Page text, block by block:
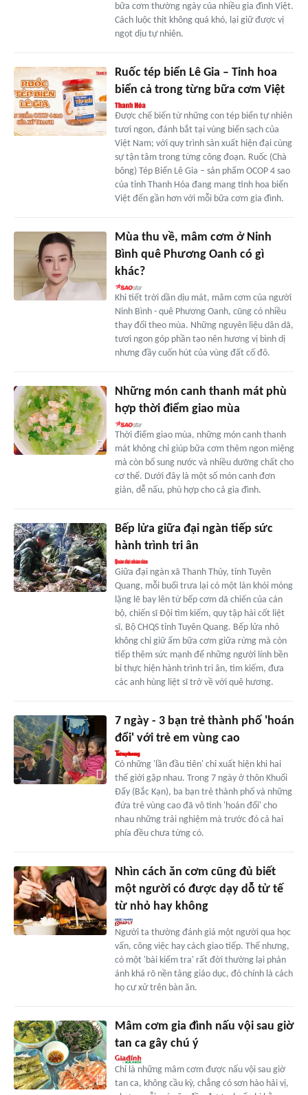
bữa cơm thường ngày của nhiều gia đình Việt.
Cách luộc thịt không quá khó, lại giữ được vị
ngọt dịu tự nhiên.
Ruốc tép biển Lê Gia – Tinh hoa
biển cả trong từng bữa cơm Việt
Được chế biến từ những con tép biển tự nhiên
tươi ngon, đánh bắt tại vùng biển sạch của
Việt Nam; với quy trình sản xuất hiện đại cùng
sự tận tâm trong từng công đoạn. Ruốc (Chà
bông) Tép Biển Lê Gia – sản phẩm OCOP 4 sao
của tỉnh Thanh Hóa đang mang tinh hoa biển
Việt đến gần hơn với mỗi bữa cơm gia đình.
Mùa thu về, mâm cơm ở Ninh
Bình quê Phương Oanh có gì
khác?
Khi tiết trời dần dịu mát, mâm cơm của người
Ninh Bình - quê Phương Oanh, cũng có nhiều
thay đổi theo mùa. Những nguyên liệu dân dã,
tươi ngon góp phần tạo nên hương vị bình dị
nhưng đầy cuốn hút của vùng đất cố đô.
Những món canh thanh mát phù
hợp thời điểm giao mùa
Thời điểm giao mùa, những món canh thanh
mát không chỉ giúp bữa cơm thêm ngon miệng
mà còn bổ sung nước và nhiều dưỡng chất cho
cơ thể. Dưới đây là một số món canh đơn
giản, dễ nấu, phù hợp cho cả gia đình.
Bếp lửa giữa đại ngàn tiếp sức
hành trình tri ân
Giữa đại ngàn xã Thanh Thủy, tỉnh Tuyên
Quang, mỗi buổi trưa lại có một làn khói mỏng
lặng lẽ bay lên từ bếp cơm dã chiến của cán
bộ, chiến sĩ Đội tìm kiếm, quy tập hài cốt liệt
sĩ, Bộ CHQS tỉnh Tuyên Quang. Bếp lửa nhỏ
không chỉ giữ ấm bữa cơm giữa rừng mà còn
tiếp thêm sức mạnh để những người lính bền
bỉ thực hiện hành trình tri ân, tìm kiếm, đưa
các anh hùng liệt sĩ trở về với quê hương.
7 ngày - 3 bạn trẻ thành phố 'hoán
đổi' với trẻ em vùng cao
Có những 'lần đầu tiên' chỉ xuất hiện khi hai
thế giới gặp nhau. Trong 7 ngày ở thôn Khuổi
Đẩy (Bắc Kạn), ba bạn trẻ thành phố và những
đứa trẻ vùng cao đã vô tình 'hoán đổi' cho
nhau những trải nghiệm mà trước đó cả hai
phía đều chưa từng có.
Nhìn cách ăn cơm cũng đủ biết
một người có được dạy dỗ tử tế
từ nhỏ hay không
Người ta thường đánh giá một người qua học
vấn, công việc hay cách giao tiếp. Thế nhưng,
có một 'bài kiểm tra' rất đời thường lại phản
ánh khá rõ nền tảng giáo dục, đó chính là cách
họ cư xử trên bàn ăn.
Mâm cơm gia đình nấu vội sau giờ
tan ca gây chú ý
Chỉ là những mâm cơm được nấu vội sau giờ
tan ca, không cầu kỳ, chẳng có sơn hào hải vị,